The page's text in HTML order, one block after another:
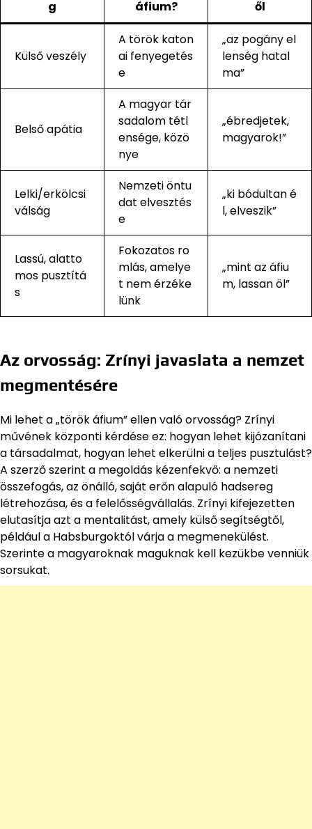
g
áfium?
ől
Külső veszély
A török katon
ai fenyegetés
e
„az pogány el
lenség hatal
ma”
Belső apátia
A magyar tár
sadalom tétl
ensége, közö
nye
„ébredjetek,
magyarok!”
Lelki/erkölcsi
válság
Nemzeti öntu
dat elvesztés
e
„ki bódultan é
l, elveszik”
Lassú, alatto
mos pusztítá
s
Fokozatos ro
mlás, amelye
t nem érzéke
lünk
„mint az áfiu
m, lassan öl”
Az orvosság: Zrínyi javaslata a nemzet
megmentésére
Mi lehet a „török áfium” ellen való orvosság? Zrínyi
művének központi kérdése ez: hogyan lehet kijózanítani
a társadalmat, hogyan lehet elkerülni a teljes pusztulást?
A szerző szerint a megoldás kézenfekvő: a nemzeti
összefogás, az önálló, saját erőn alapuló hadsereg
létrehozása, és a felelősségvállalás. Zrínyi kifejezetten
elutasítja azt a mentalitást, amely külső segítségtől,
például a Habsburgoktól várja a megmenekülést.
Szerinte a magyaroknak maguknak kell kezükbe venniük
sorsukat.